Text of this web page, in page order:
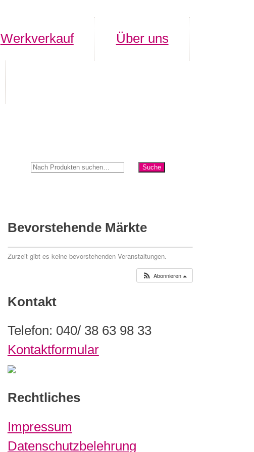
Werkverkauf Über uns
Bevorstehende Märkte
Zurzeit gibt es keine bevorstehenden Veranstaltungen.
Abonnieren
Kontakt
Telefon: 040/ 38 63 98 33
Kontaktformular
Rechtliches
Impressum
Datenschutzbelehrung